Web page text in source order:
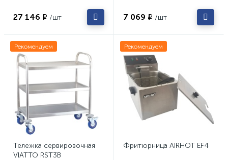
27 146 ₽ /шт 7 069 ₽ /шт
Рекомендуем
Тележка сервировочная
VIATTO RST3B
Рекомендуем
Фритюрница AIRHOT EF4